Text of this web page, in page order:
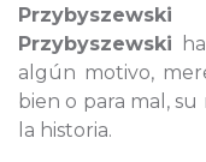
Przybyszewski
Przybyszewski
algún motivo,
bien o para mal,
la historia.